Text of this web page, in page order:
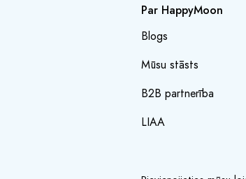
Par HappyMoon
Blogs
Mūsu stāsts
B2B partnerība
LIAA